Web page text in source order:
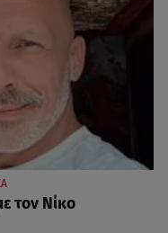
τον Νίκο